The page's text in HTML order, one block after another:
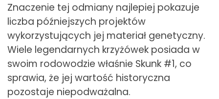
Znaczenie tej odmiany najlepiej pokazuje
liczba późniejszych projektów
wykorzystujących jej materiał genetyczny.
Wiele legendarnych krzyżówek posiada w
swoim rodowodzie właśnie Skunk #1, co
sprawia, że jej wartość historyczna
pozostaje niepodważalna.